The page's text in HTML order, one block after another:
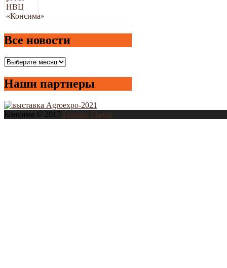
Все новости
Все
Наши партнеры
Консима © 2017 Frontier Theme